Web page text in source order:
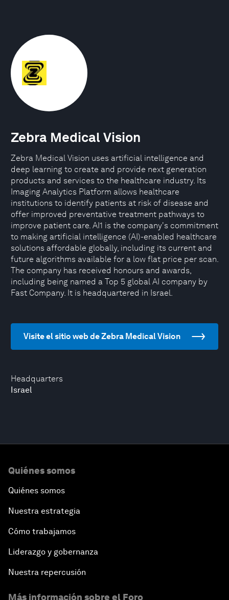
Headquarters
Israel
Zebra Medical Vision
Zebra Medical Vision uses artificial intelligence and
deep learning to create and provide next generation
products and services to the healthcare industry. Its
Imaging Analytics Platform allows healthcare
institutions to identify patients at risk of disease and
offer improved preventative treatment pathways to
improve patient care. AI1 is the company's commitment
to making artificial intelligence (AI)-enabled healthcare
solutions affordable globally, including its current and
future algorithms available for a low flat price per scan.
The company has received honours and awards,
including being named a Top 5 global AI company by
Fast Company. It is headquartered in Israel.
Visite el sitio web de Zebra Medical Vision
Quiénes somos
Quiénes somos
Nuestra estrategia
Cómo trabajamos
Liderazgo y gobernanza
Nuestra repercusión
Más información sobre el Foro